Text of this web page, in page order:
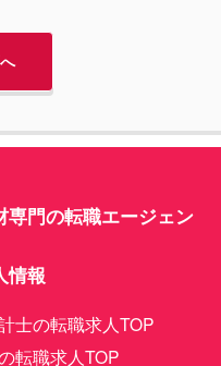
門の転職エージェン
情報
士の転職求人TOP
転職求人TOP